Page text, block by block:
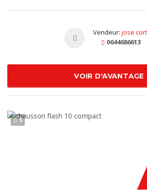
Vendeur: jose
0644686613
VOIR D'AVANTAGE
5